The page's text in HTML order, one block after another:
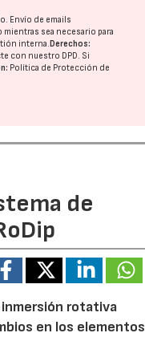
Envío de emails
sea necesario para
interna. Derechos:
con nuestro DPD. Si
Política de Protección de
de
inmersión rotativa
en los elementos